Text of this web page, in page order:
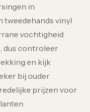
in
tweedehands vinyl
vochtigheid
dus controleer
en kijk
bij ouder
prijzen voor